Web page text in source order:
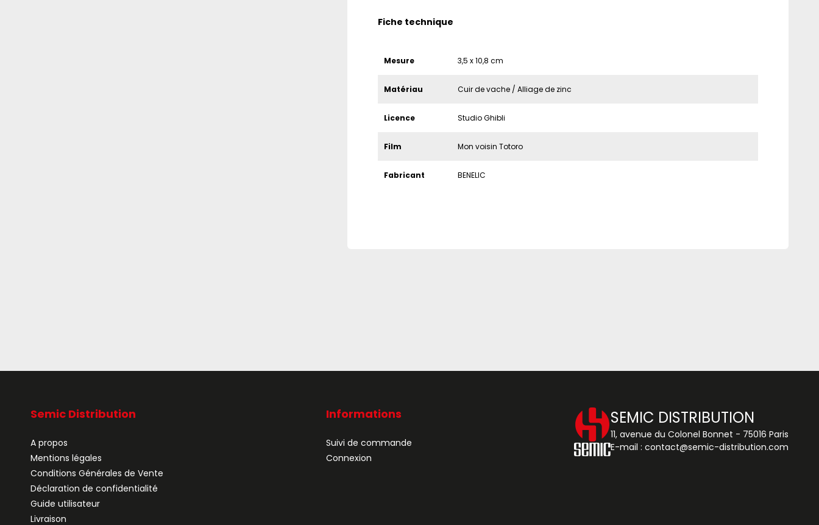
Fiche technique
Mesure 3,5 x 10,8 cm
Matériau Cuir de vache / Alliage de zinc
Licence Studio Ghibli
Film Mon voisin Totoro
Fabricant BENELIC
Semic Distribution
A propos
Mentions légales
Conditions Générales de Vente
Déclaration de confidentialité
Guide utilisateur
Livraison
Informations
Suivi de commande
Connexion
SEMIC DISTRIBUTION
11, avenue du Colonel Bonnet - 75016 Paris
E-mail : contact@semic-distribution.com